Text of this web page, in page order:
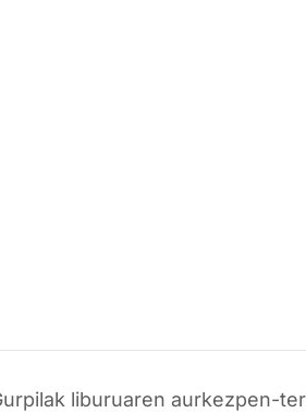
liburuaren aurkezpen-